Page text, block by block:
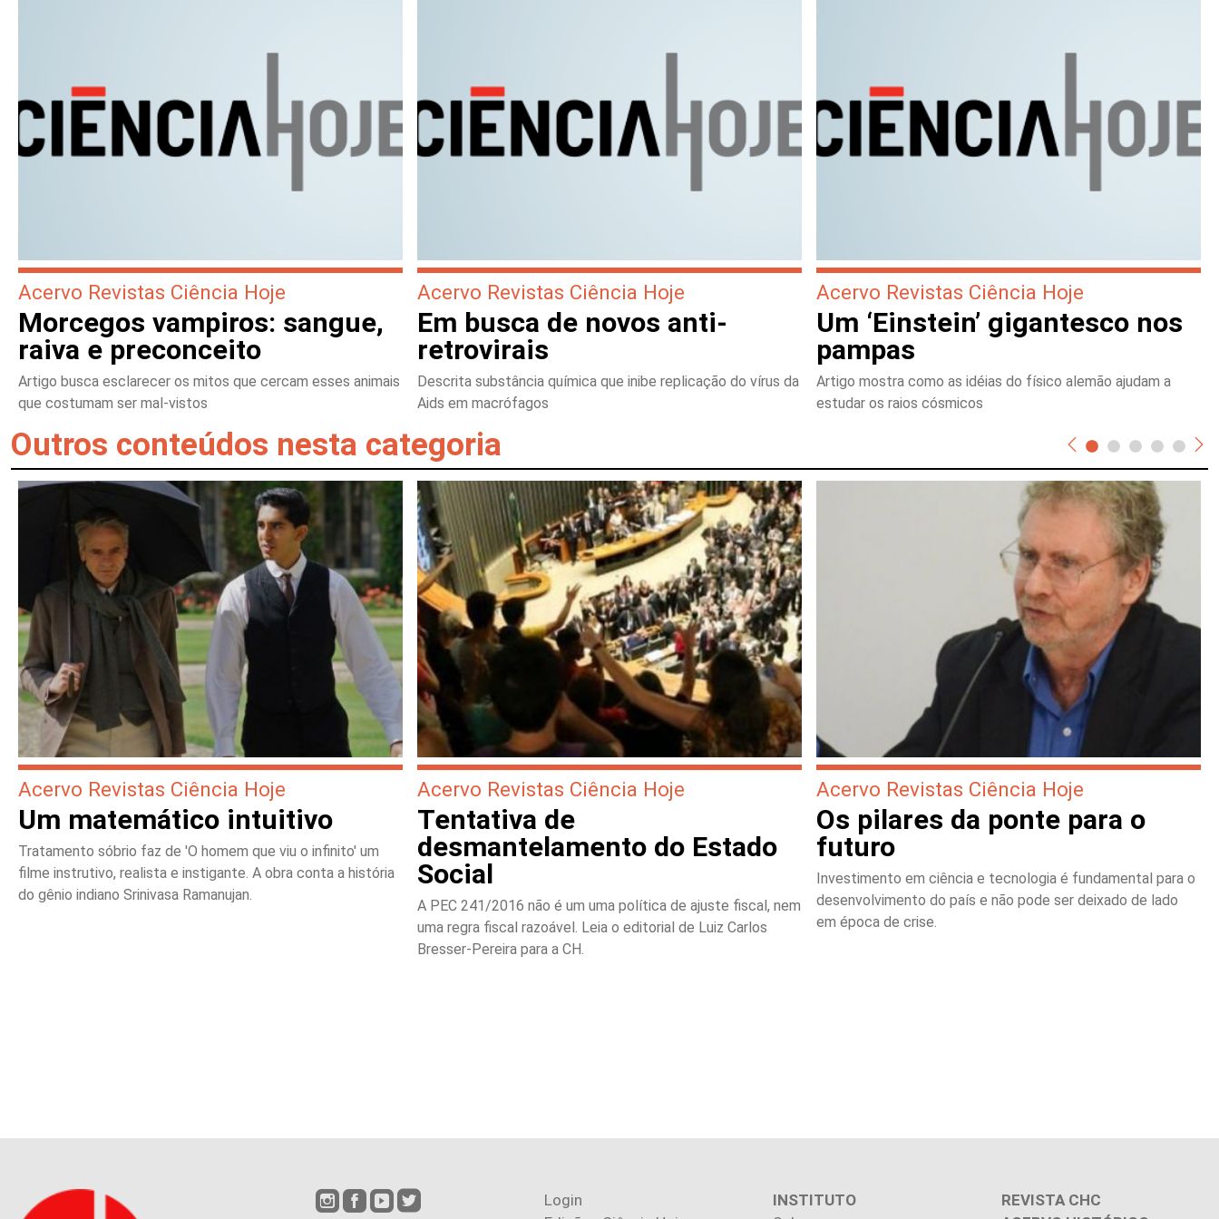
Acervo Revistas Ciência Hoje
Morcegos vampiros: sangue,
raiva e preconceito
Artigo busca esclarecer os mitos que cercam esses animais
que costumam ser mal-vistos
Acervo Revistas Ciência Hoje
Em busca de novos anti-
retrovirais
Descrita substância química que inibe replicação do vírus da
Aids em macrófagos
Acervo Revistas Ciência Hoje
Um ‘Einstein’ gigantesco nos
pampas
Artigo mostra como as idéias do físico alemão ajudam a
estudar os raios cósmicos
Outros conteúdos nesta categoria
Acervo Revistas Ciência Hoje
Um matemático intuitivo
Tratamento sóbrio faz de 'O homem que viu o infinito' um
filme instrutivo, realista e instigante. A obra conta a história
do gênio indiano Srinivasa Ramanujan.
Acervo Revistas Ciência Hoje
Tentativa de
desmantelamento do Estado
Social
A PEC 241/2016 não é um uma política de ajuste fiscal, nem
uma regra fiscal razoável. Leia o editorial de Luiz Carlos
Bresser-Pereira para a CH.
Acervo Revistas Ciência Hoje
Os pilares da ponte para o
futuro
Investimento em ciência e tecnologia é fundamental para o
desenvolvimento do país e não pode ser deixado de lado
em época de crise.
Login
INSTITUTO
REVISTA CHC